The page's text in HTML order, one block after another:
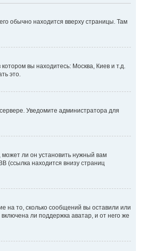
обычно находится вверху страницы. Там
вы находитесь: Москва, Киев и т.д.
это.
Уведомите администратора для
ли он установить нужный вам
(ссылка находится внизу страниц
на то, сколько сообщений вы оставили или
ли поддержка аватар, и от него же